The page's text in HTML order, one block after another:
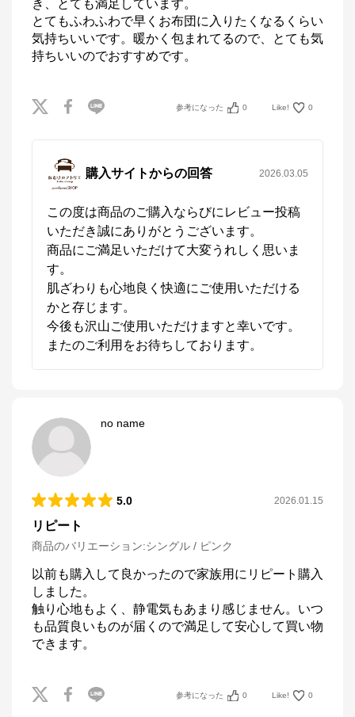
き、とても満足しています。
とてもふわふわで早くお布団に入りたくなるくらい
気持ちいいです。暖かく包まれてるので、とても気
持ちいいのでおすすめです。
参考になった 0 Like! 0
購入サイトからの回答 2026.03.05
この度は商品のご購入ならびにレビュー投稿
いただき誠にありがとうございます。
商品にご満足いただけて大変うれしく思いま
す。
肌ざわりも心地良く快適にご使用いただける
かと存じます。
今後も沢山ご使用いただけますと幸いです。
またのご利用をお待ちしております。
no name
5.0 2026.01.15
リピート
商品のバリエーション:シングル / ピンク
以前も購入して良かったので家族用にリピート購入
しました。
触り心地もよく、静電気もあまり感じません。いつ
も品質良いものが届くので満足して安心して買い物
できます。
参考になった 0 Like! 0